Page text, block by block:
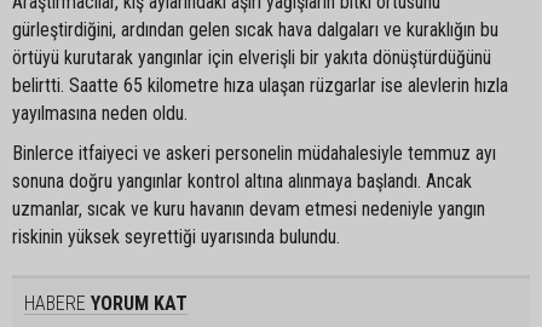
gürleştirdiğini, ardından gelen sıcak hava dalgaları ve kuraklığın bu
örtüyü kurutarak yangınlar için elverişli bir yakıta dönüştürdüğünü
belirtti. Saatte 65 kilometre hıza ulaşan rüzgarlar ise alevlerin hızla
yayılmasına neden oldu.
Binlerce itfaiyeci ve askeri personelin müdahalesiyle temmuz ayı
sonuna doğru yangınlar kontrol altına alınmaya başlandı. Ancak
uzmanlar, sıcak ve kuru havanın devam etmesi nedeniyle yangın
riskinin yüksek seyrettiği uyarısında bulundu.
HABERE YORUM KAT